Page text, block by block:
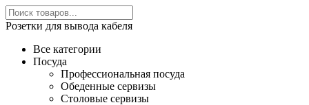
Розетки для вывода кабеля
Все категории
Посуда
Профессиональная посуда
Обеденные сервизы
Столовые сервизы